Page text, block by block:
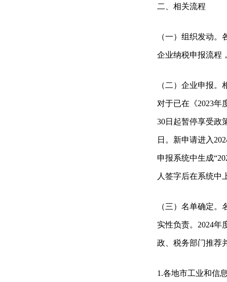
二、相关流程
（一）组织发动
企业纳税申报流程
（二）企业申报
对于已在《2023年
30日起暂停享受政
日。新申请进入
申报系统中生成
人签字后在系统中
（三）名单确定
实性负责。2024年
政、税务部门推荐
1.各地市工业和信